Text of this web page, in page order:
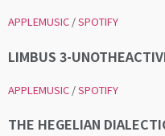
APPLEMUSIC /SPOTIFY
LIMBUS 3-
APPLEMUSIC /SPOTIFY
THE HEGELIAN